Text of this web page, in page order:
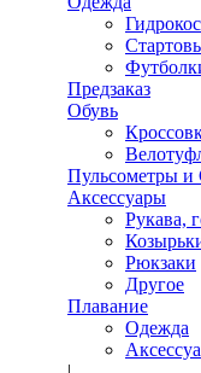
Предзаказ
Обувь
Пульсометры и
Аксессуары
Рукава,
Рюкзаки
Другое
Плавание
Одежда